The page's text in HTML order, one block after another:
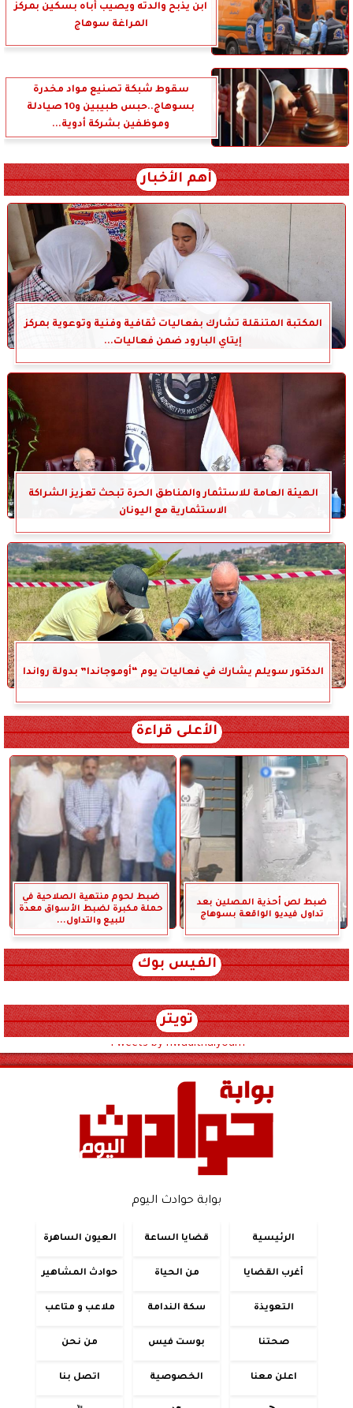
ابن يذبح والدته ويصيب أباه بسكين بمركز
المراغة سوهاج
سقوط شبكة تصنيع مواد مخدرة
بسوهاج..حبس طبيبين و10 صيادلة
وموظفين بشركة أدوية...
أهم الأخبار
المكتبة المتنقلة تشارك بفعاليات ثقافية وفنية وتوعوية بمركز
إيتاي البارود ضمن فعاليات...
الهيئة العامة للاستثمار والمناطق الحرة تبحث تعزيز الشراكة
الاستثمارية مع اليونان
الدكتور سويلم يشارك في فعاليات يوم “أوموجاندا” بدولة رواندا
الأعلى قراءة
ضبط لص أحذية المصلين بعد
تداول فيديو الواقعة بسوهاج
ضبط لحوم منتهية الصلاحية في
حملة مكبرة لضبط الأسواق معدة
للبيع والتداول...
الفيس بوك
تويتر
Tweets by hwadithalyoum
بوابة حوادث اليوم
الرئيسية قضايا الساعة العيون الساهرة
أغرب القضايا من الحياة حوادث المشاهير
التعويذة سكة الندامة ملاعب و متاعب
صحتنا بوست فيس من نحن
اعلن معنا الخصوصية اتصل بنا